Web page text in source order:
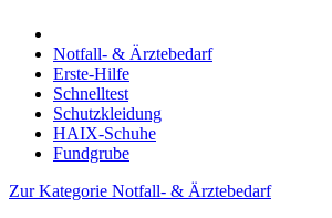
Notfall- & Ärztebedarf
Erste-Hilfe
Schnelltest
Schutzkleidung
HAIX-Schuhe
Fundgrube
Zur Kategorie Notfall- & Ärztebedarf